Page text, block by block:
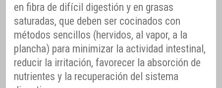
en fibra de difícil digestión y en grasas
saturadas, que deben ser cocinados con
métodos sencillos (hervidos, al vapor, a la
plancha) para minimizar la actividad intestinal,
reducir la irritación, favorecer la absorción de
nutrientes y la recuperación del sistema